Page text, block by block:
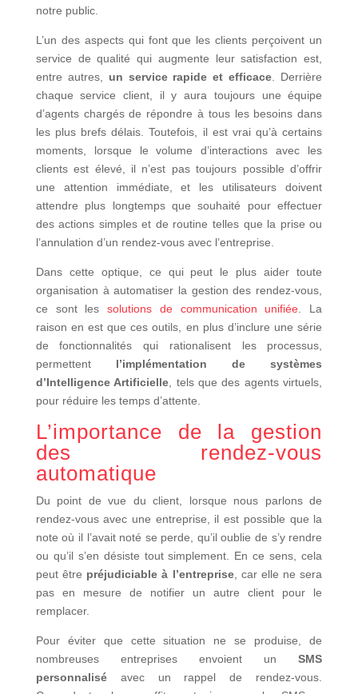
notre public.
L’un des aspects qui font que les clients perçoivent un
service de qualité qui augmente leur satisfaction est,
entre autres, un service rapide et efficace . Derrière
chaque service client, il y aura toujours une équipe
d’agents chargés de répondre à tous les besoins dans
les plus brefs délais. Toutefois, il est vrai qu’à certains
moments, lorsque le volume d’interactions avec les
clients est élevé, il n’est pas toujours possible d’offrir
une attention immédiate, et les utilisateurs doivent
attendre plus longtemps que souhaité pour effectuer
des actions simples et de routine telles que la prise ou
l’annulation d’un rendez-vous avec l’entreprise.
Dans cette optique, ce qui peut le plus aider toute
organisation à automatiser la gestion des rendez-vous,
ce sont lessolutions de communication unifiée . La
raison en est que ces outils, en plus d’inclure une série
de fonctionnalités qui rationalisent les processus,
permettent l’implémentation de systèmes
d’Intelligence Artificielle , tels que des agents virtuels,
pour réduire les temps d’attente.
L’importance de la gestion
des rendez-vous
automatique
Du point de vue du client, lorsque nous parlons de
rendez-vous avec une entreprise, il est possible que la
note où il l’avait noté se perde, qu’il oublie de s’y rendre
ou qu’il s’en désiste tout simplement. En ce sens, cela
peut être préjudiciable à l’entreprise, car elle ne sera
pas en mesure de notifier un autre client pour le
remplacer.
Pour éviter que cette situation ne se produise, de
nombreuses entreprises envoient unSMS
personnaliséavec un rappel de rendez-vous.